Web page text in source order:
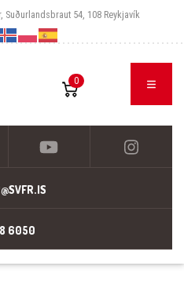
Suðurlandsbraut 54, 108 Reykjavík
0
6050